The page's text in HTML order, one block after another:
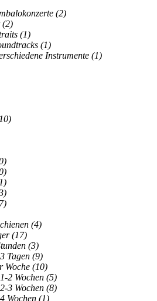
(2)
(2)
(1)
(1)
Instrumente (1)
(4)
(17)
(3)
Tagen (9)
Woche (10)
2 Wochen (5)
3 Wochen (8)
Wochen (1)